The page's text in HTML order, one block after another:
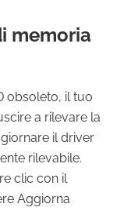
memoria
obsoleto, il tuo
a rilevare la
il driver
rilevabile.
clic con il
Aggiorna